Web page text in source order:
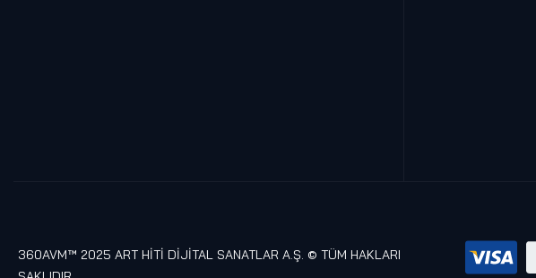
360AVM™ 2025 ART HİTİ DİJİTAL SANATLAR A.Ş. © TÜM HAKLARI